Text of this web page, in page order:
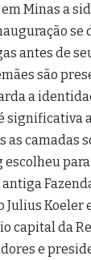
Minas a
se
antes de
são
a
significativa
as camadas
Koeler
capital da
e